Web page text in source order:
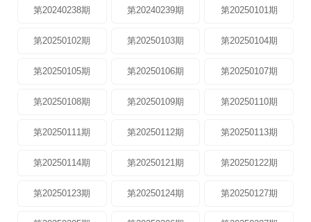
第20240238期 第20240239期 第20250101期
第20250102期 第20250103期 第20250104期
第20250105期 第20250106期 第20250107期
第20250108期 第20250109期 第20250110期
第20250111期 第20250112期 第20250113期
第20250114期 第20250121期 第20250122期
第20250123期 第20250124期 第20250127期